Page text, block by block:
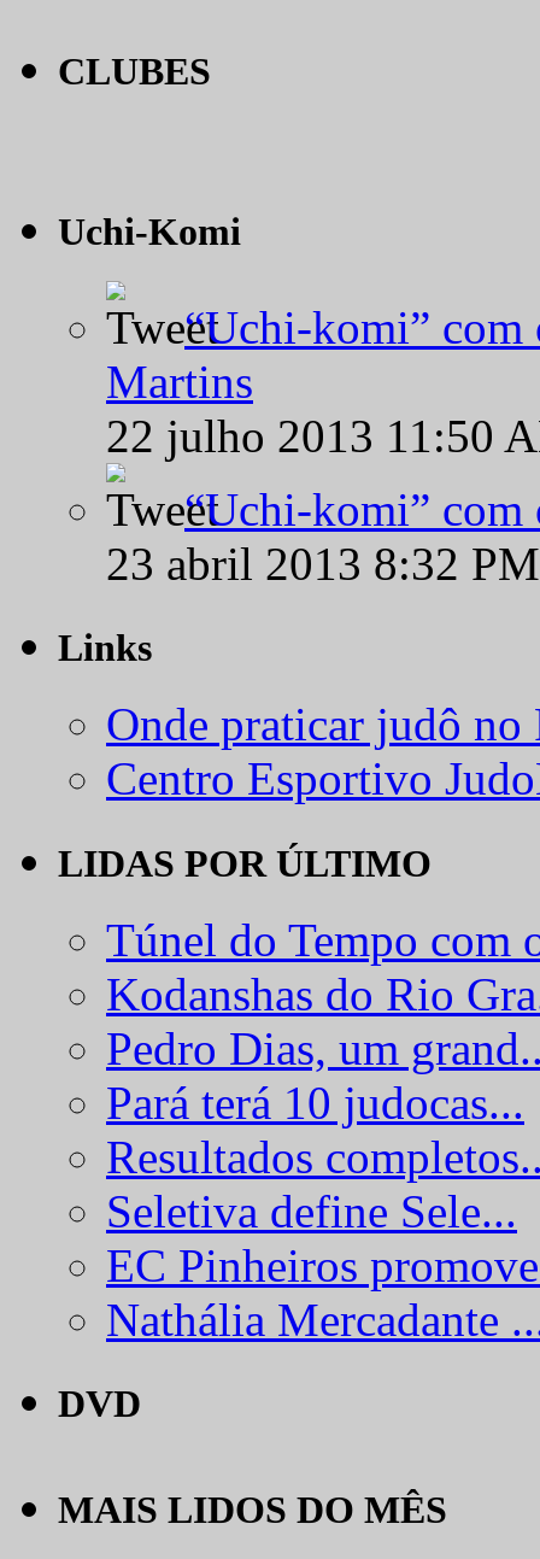
CLUBES
Uchi-Komi
“Uchi-komi” com
Martins
22 julho 2013 11:50
“Uchi-komi” com
23 abril 2013 8:32
Links
Onde praticar judô
Centro Esportivo
LIDAS POR ÚLTIMO
Túnel do Tempo com
Kodanshas do Rio
Pedro Dias, um
Pará terá 10 judocas...
Resultados
Seletiva define Sele...
EC Pinheiros
Nathália Mercadante
DVD
MAIS LIDOS DO MÊS